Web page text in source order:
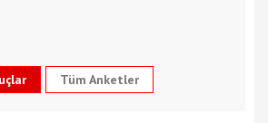
Tüm Anketler